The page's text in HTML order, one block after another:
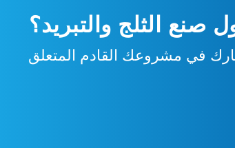
صنع الثلج والتبريد؟
في مشروعك القادم المتعلق